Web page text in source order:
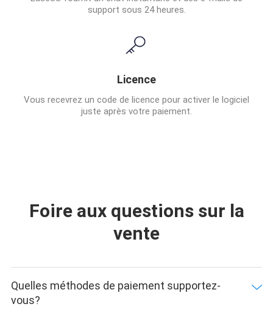
support sous 24 heures.
Licence
Vous recevrez un code de licence pour activer le logiciel
juste après votre paiement.
Foire aux questions sur la
vente
Quelles méthodes de paiement supportez-
vous?